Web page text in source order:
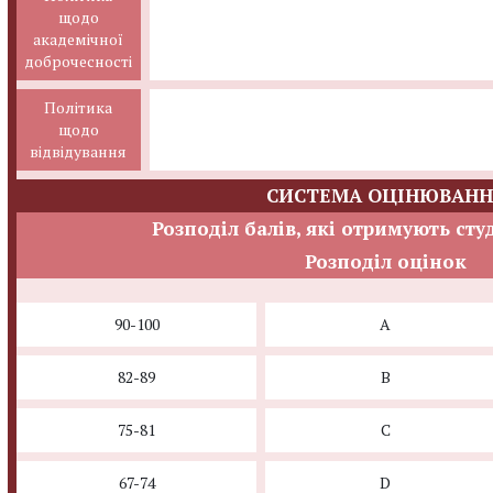
щодо
академічної
доброчесності
Політика
щодо
відвідування
СИСТЕМА
Розподіл балів, які отримують
Розподіл оцінок
90-100 A
82-89 B
75-81 C
67-74 D